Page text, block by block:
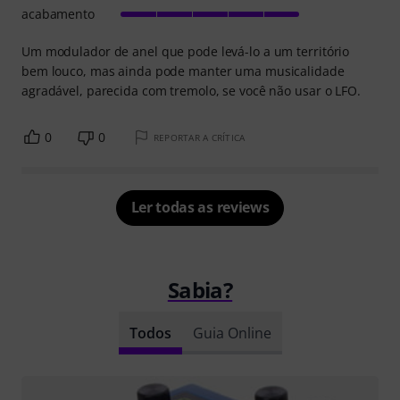
Um modulador de anel que pode levá-lo a um território
bem louco, mas ainda pode manter uma musicalidade
agradável, parecida com tremolo, se você não usar o LFO.
acabamento
0 0 REPORTAR A CRÍTICA
Ler todas as reviews
Sabia?
Todos Guia Online